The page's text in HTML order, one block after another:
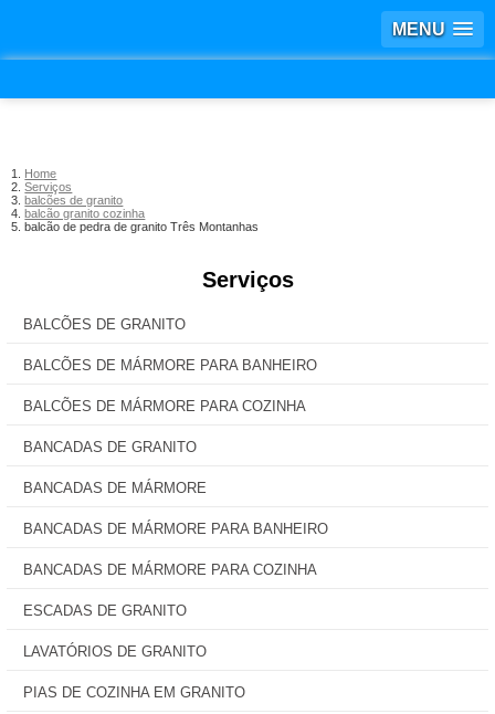
MENU
Home
Serviços
balcões de granito
balcão granito cozinha
balcão de pedra de granito Três Montanhas
Serviços
BALCÕES DE GRANITO
BALCÕES DE MÁRMORE PARA BANHEIRO
BALCÕES DE MÁRMORE PARA COZINHA
BANCADAS DE GRANITO
BANCADAS DE MÁRMORE
BANCADAS DE MÁRMORE PARA BANHEIRO
BANCADAS DE MÁRMORE PARA COZINHA
ESCADAS DE GRANITO
LAVATÓRIOS DE GRANITO
PIAS DE COZINHA EM GRANITO